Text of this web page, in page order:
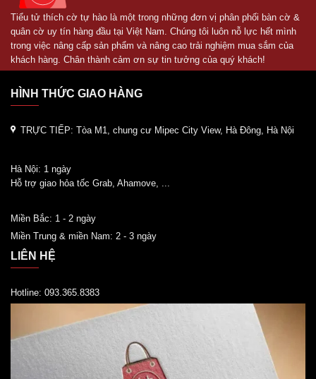
Tiểu tử thích cờ tự hào là một trong những đơn vị phân phối bàn cờ &
quân cờ uy tín hàng đầu tại Việt Nam. Chúng tôi luôn nỗ lực hết mình
trong việc nâng cấp sản phẩm và nâng cao trải nghiệm mua sắm của
khách hàng. Chân thành cảm ơn sự tin tưởng của quý khách!
HÌNH THỨC GIAO HÀNG
TRỰC TIẾP: Tòa M1, chung cư Mipec City View, Hà Đông, Hà Nội
Hà Nội: 1 ngày
Hỗ trợ giao hỏa tốc Grab, Ahamove, ...
Miền Bắc: 1 - 2 ngày
Miền Trung & miền Nam: 2 - 3 ngày
LIÊN HỆ
Hotline: 093.365.8383